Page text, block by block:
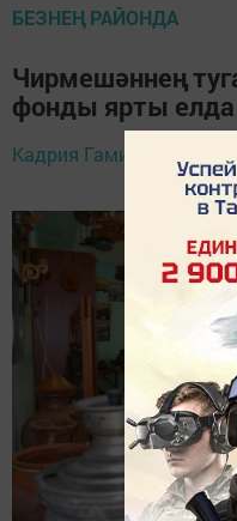
БЕЗНЕҢ РАЙОНДА
Чирмешәннең
фонды ярты елда
Кадрия Гамирова,